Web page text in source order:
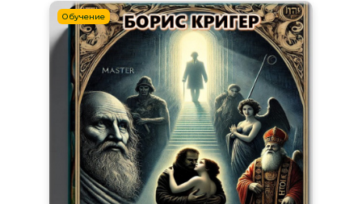
Обучение